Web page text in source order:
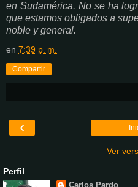
en Sudamérica. No se ha
que estamos obligados a
noble y general.
en 7:39 p. m.
Compartir
‹
Ver
Perfil
Carlos Pardo